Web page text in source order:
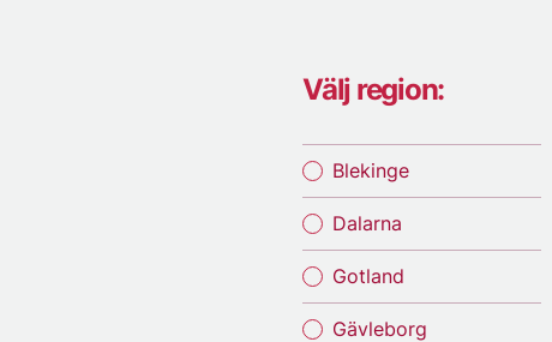
Välj region:
Blekinge
Dalarna
Gotland
Gävleborg